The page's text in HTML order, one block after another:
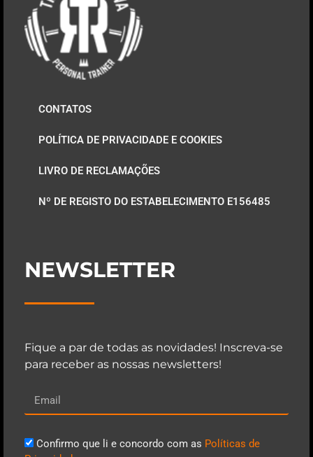
CONTATOS
POLÍTICA DE PRIVACIDADE E COOKIES
LIVRO DE RECLAMAÇÕES
Nº DE REGISTO DO ESTABELECIMENTO E156485
NEWSLETTER
Fique a par de todas as novidades! Inscreva-se
para receber as nossas newsletters!
Confirmo que li e concordo com as Políticas de